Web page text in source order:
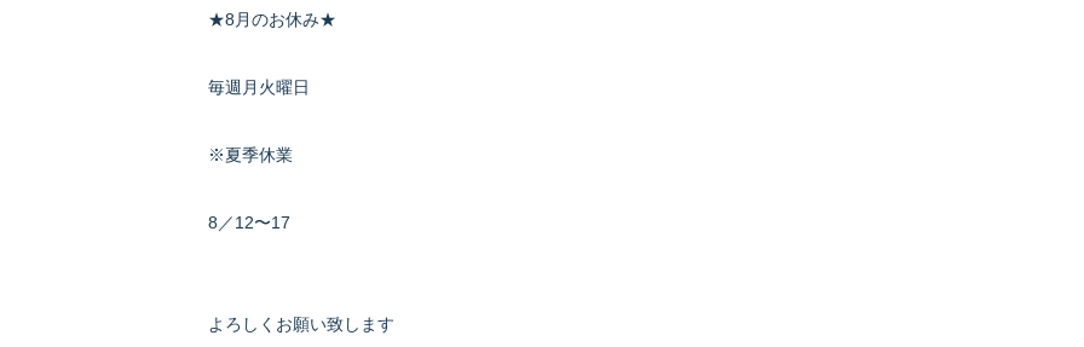
★8月のお休み★
毎週月火曜日
※夏季休業
8／12〜17
よろしくお願い致します